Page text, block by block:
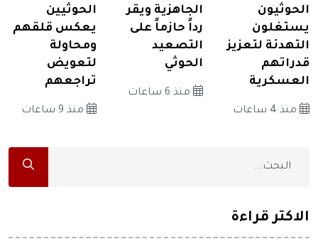
الحوثيون
يستغلون
التهدئة لتعزيز
قدراتهم
العسكرية
منذ 4 ساعات
الجاهزية ويقر
رداً حازماً على
التصعيد
الحوثي
منذ 6 ساعات
الحوثيين
يعكس قلقهم
ومحاولة
لتعويض
تراجعهم
منذ 9 ساعات
الاكثر قراءة